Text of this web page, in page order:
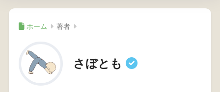
ホーム 著者
さぼとも